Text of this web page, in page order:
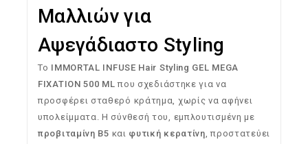
Μαλλιών για
Αψεγάδιαστο Styling
To IMMORTAL INFUSE Hair Styling GEL MEGA
FIXATION 500 MLπου σχεδιάστηκε για να
προσφέρει σταθερό κράτημα, χωρίς να αφήνει
υπολείμματα. Η σύνθεσή του, εμπλουτισμένη με
προβιταμίνη Β5 και φυτική κερατίνη, προστατεύει